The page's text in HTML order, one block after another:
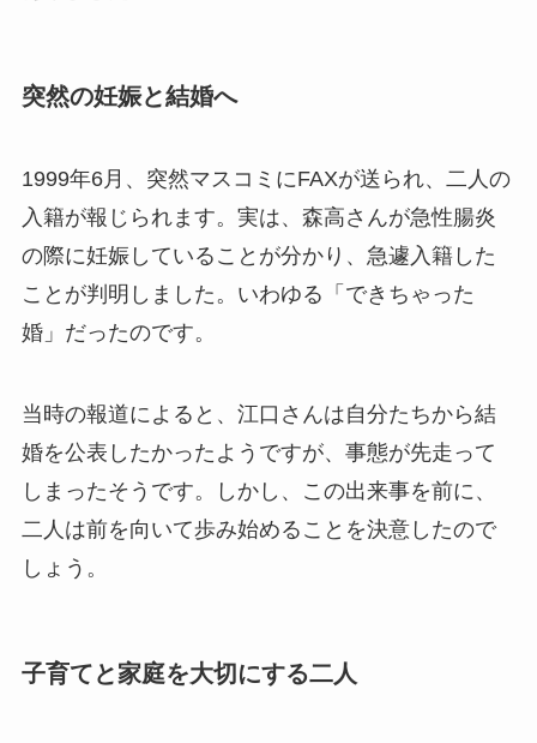
突然の妊娠と結婚へ
1999年6月、突然マスコミにFAXが送られ、二人の
入籍が報じられます。実は、森高さんが急性腸炎
の際に妊娠していることが分かり、急遽入籍した
ことが判明しました。いわゆる「できちゃった
婚」だったのです。
当時の報道によると、江口さんは自分たちから結
婚を公表したかったようですが、事態が先走って
しまったそうです。しかし、この出来事を前に、
二人は前を向いて歩み始めることを決意したので
しょう。
子育てと家庭を大切にする二人